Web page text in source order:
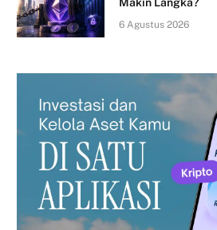
Makin Langka?
6 Agustus 2026